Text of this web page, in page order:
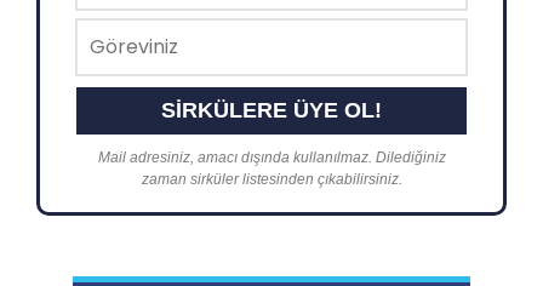
Mail adresiniz, amacı dışında kullanılmaz. Dilediğiniz
zaman sirküler listesinden çıkabilirsiniz.